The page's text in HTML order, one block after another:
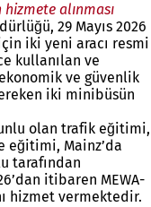
alınması
29 Mayıs 2026
iki yeni aracı resmi
kullanılan ve
ve güvenlik
iki minibüsün
olan trafik eğitimi,
Mainz’da
tarafından
itibaren MEWA-
hizmet vermektedir.